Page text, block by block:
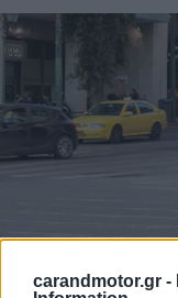
carandmotor.gr -